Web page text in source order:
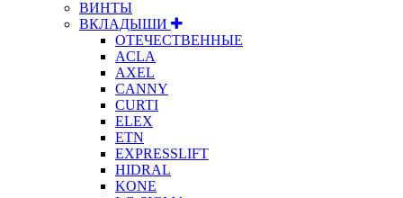
ВИНТЫ
ВКЛАДЫШИ
ОТЕЧЕСТВЕННЫЕ
ACLA
AXEL
CANNY
CURTI
ELEX
ETN
EXPRESSLIFT
HIDRAL
KONE